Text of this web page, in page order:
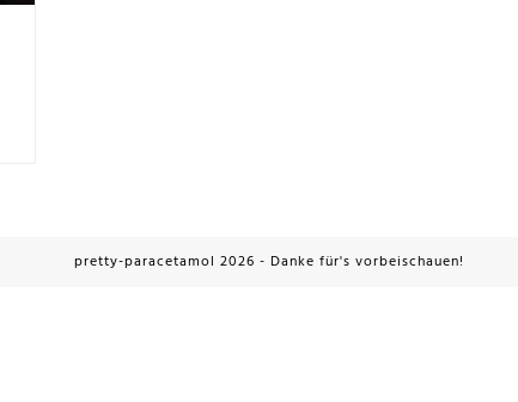
pretty-paracetamol 2026 - Danke für's vorbeischauen!